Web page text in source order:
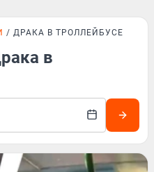
ДРАКА В ТРОЛЛЕЙБУСЕ
в